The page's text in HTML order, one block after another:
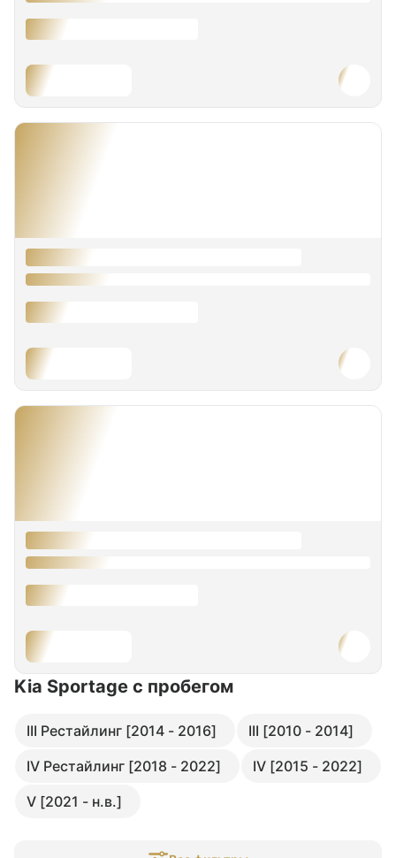
Kia Sportage с пробегом
III Рестайлинг [2014 - 2016]
III [2010 - 2014]
IV Рестайлинг [2018 - 2022]
IV [2015 - 2022]
V [2021 - н.в.]